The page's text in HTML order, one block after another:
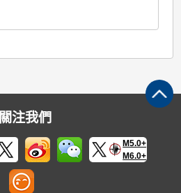
關注我們
M5.0+
M6.0+